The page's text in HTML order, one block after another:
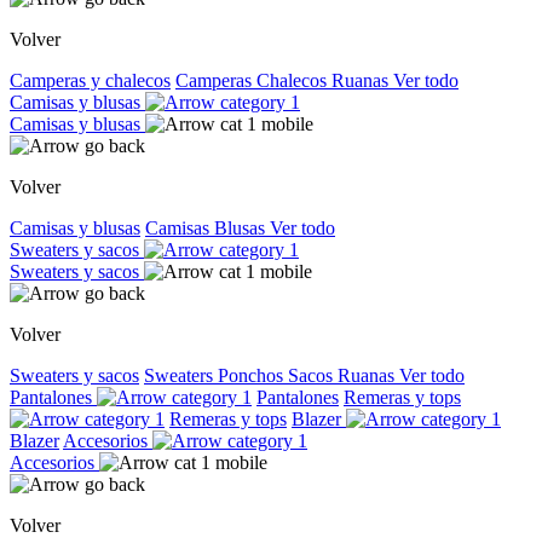
Volver
Camperas y chalecos Camperas Chalecos Ruanas Ver todo
Camisas y blusas
Camisas y blusas
Volver
Camisas y blusas Camisas Blusas Ver todo
Sweaters y sacos
Sweaters y sacos
Volver
Sweaters y sacos Sweaters Ponchos Sacos Ruanas Ver todo
Pantalones
Pantalones Remeras y tops
Remeras y tops Blazer
Blazer Accesorios
Accesorios
Volver